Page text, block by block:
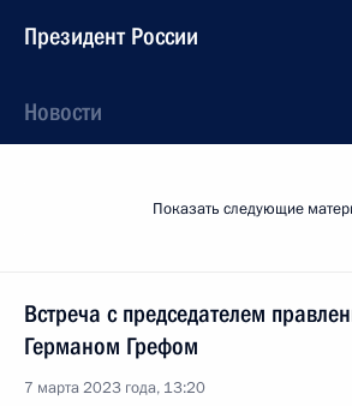
Президент России
Новости
Показать следующие
Встреча с председателем
Германом Грефом
7 марта 2023 года, 13:20